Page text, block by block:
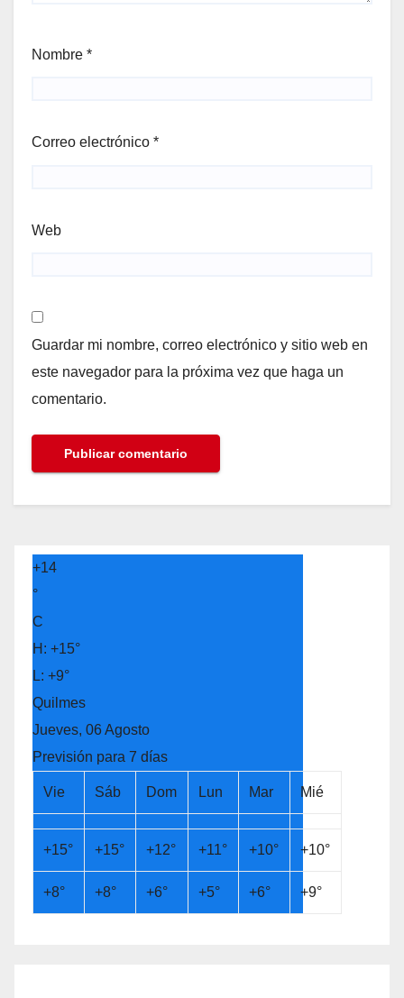
Nombre *
Correo electrónico *
Web
Guardar mi nombre, correo electrónico y sitio web en
este navegador para la próxima vez que haga un
comentario.
+14
°
C
H: +15°
L: +9°
Quilmes
Jueves, 06 Agosto
Previsión para 7 días
Vie Sáb Dom Lun Mar Mié
+15° +15° +12° +11° +10° +10°
+8° +8° +6° +5° +6° +9°